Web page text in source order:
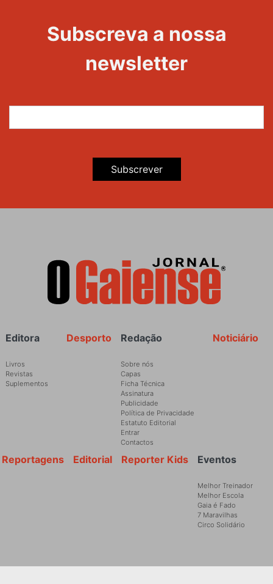
Evento
Maravilhas
Subscreva a nossa
newsletter
Subscrever
Rodapé Noticiário
Redação
Sobre nós
Capas
Ficha Técnica
Assinatura
Publicidade
Política de Privacidade
Estatuto Editorial
Entrar
Contactos
Desporto
Editora
Livros
Revistas
Suplementos
Eventos
Melhor Treinador
Melhor Escola
Gaia é Fado
7 Maravilhas
Circo Solidário
Reporter Kids
Editorial
Reportagens